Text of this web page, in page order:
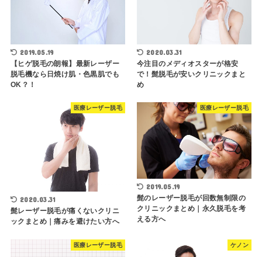
2019.05.19
【ヒゲ脱毛の朗報】最新レーザー
脱毛機なら日焼け肌・色黒肌でも
OK？！
2020.03.31
今注目のメディオスターが格安
で！髭脱毛が安いクリニックまと
め
医療レーザー脱毛
2020.03.31
髭レーザー脱毛が痛くないクリニ
ックまとめ｜痛みを避けたい方へ
医療レーザー脱毛
2019.05.19
髭のレーザー脱毛が回数無制限の
クリニックまとめ｜永久脱毛を考
える方へ
医療レーザー脱毛 ケノン